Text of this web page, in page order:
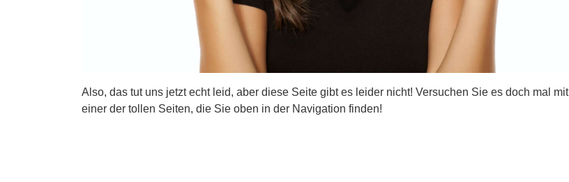
Also, das tut uns jetzt echt leid, aber diese Seite gibt es leider nicht! Versuchen Sie es doch mal mit
einer der tollen Seiten, die Sie oben in der Navigation finden!